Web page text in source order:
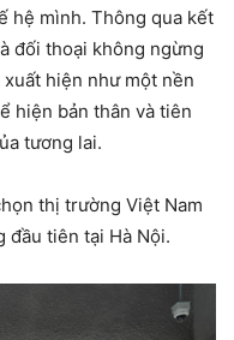
hệ mình. Thông qua kết
đối thoại không ngừng
hiện như một nền
hiện bản thân và tiên
tương lai.
thị trường Việt Nam
đầu tiên tại Hà Nội.